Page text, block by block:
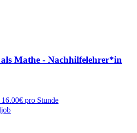
Mathe - Nachhilfelehrer*in
pro Stunde